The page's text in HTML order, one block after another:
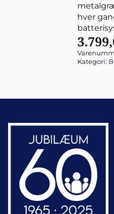
hver
Kategori: